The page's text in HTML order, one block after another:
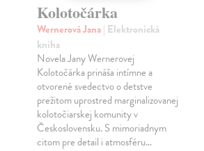
Kolotočárka
Wernerová Jana| Elektronická
kniha
Novela Jany Wernerovej
Kolotočárka prináša intímne a
otvorené svedectvo o detstve
prežitom uprostred marginalizovanej
kolotočiarskej komunity v
Československu. S mimoriadnym
citom pre detail i atmosféru…